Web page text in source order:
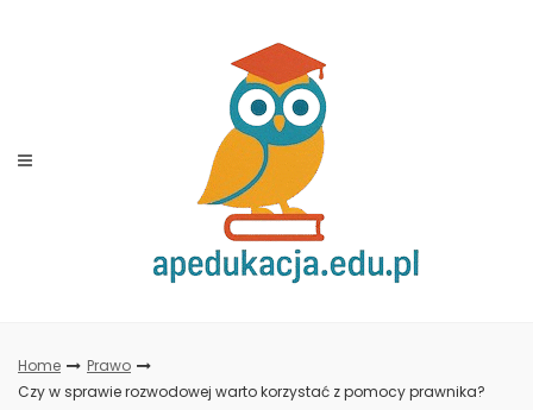
Home
Prawo
Czy w sprawie rozwodowej warto korzystać z pomocy prawnika?